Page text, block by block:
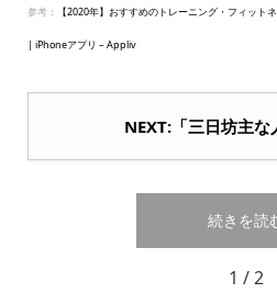
参考： 【2020年】おすすめのトレーニング・フィット
| iPhoneアプリ – Appliv
NEXT:「三日坊主な
続きを読
1 / 2